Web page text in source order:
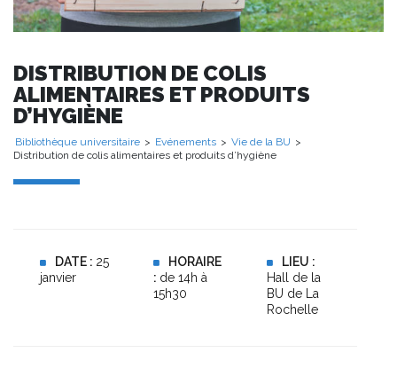
DISTRIBUTION DE COLIS
ALIMENTAIRES ET PRODUITS
D’HYGIÈNE
Bibliothèque universitaire > Evénements > Vie de la BU >
Distribution de colis alimentaires et produits d’hygiène
DATE : 25
janvier
HORAIRE
: de 14h à
15h30
LIEU :
Hall de la
BU de La
Rochelle